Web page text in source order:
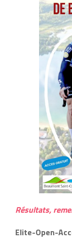
Résultats,
Elite-Open-